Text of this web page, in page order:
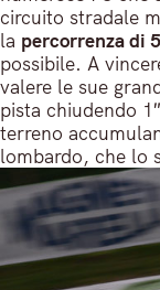
circuito stradale
la percorrenza di
possibile. A
valere le sue
pista chiudendo
terreno
lombardo, che lo